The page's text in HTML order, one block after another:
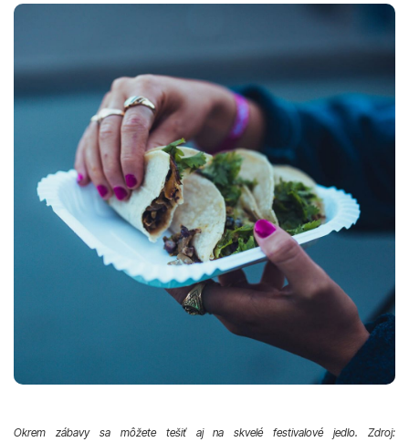
Okrem zábavy sa môžete tešiť aj na skvelé festivalové jedlo. Zdroj: